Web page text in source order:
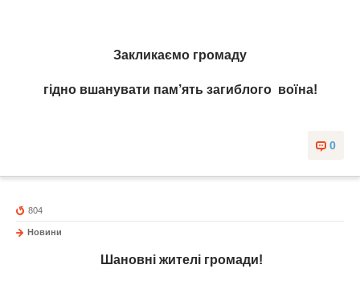
Закликаємо громаду
гідно вшанувати пам’ять загиблого воїна!
0
804
Новини
Шановні жителі громади!